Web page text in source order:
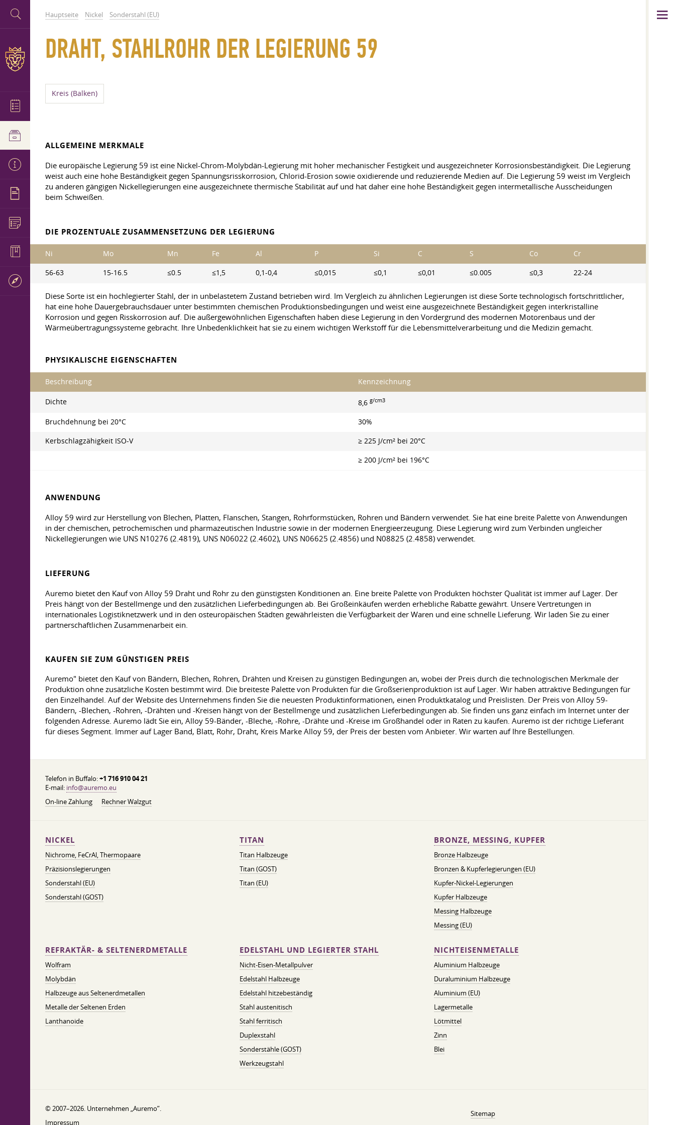
Hauptseite Nickel Sonderstahl (EU)
DRAHT, STAHLROHR DER LEGIERUNG 59
Kreis (Balken)
ALLGEMEINE MERKMALE
Die europäische Legierung 59 ist eine Nickel-Chrom-Molybdän-Legierung mit hoher mechanischer Festigkeit und ausgezeichneter Korrosionsbeständigkeit. Die Legierung
weist auch eine hohe Beständigkeit gegen Spannungsrisskorrosion, Chlorid-Erosion sowie oxidierende und reduzierende Medien auf. Die Legierung 59 weist im Vergleich
zu anderen gängigen Nickellegierungen eine ausgezeichnete thermische Stabilität auf und hat daher eine hohe Beständigkeit gegen intermetallische Ausscheidungen
beim Schweißen.
DIE PROZENTUALE ZUSAMMENSETZUNG DER LEGIERUNG
Ni Mo Mn Fe Al P Si C S Co Cr
56-63 15-16.5 ≤0.5 ≤1,5 0,1-0,4 ≤0,015 ≤0,1 ≤0,01 ≤0.005 ≤0,3 22-24
Diese Sorte ist ein hochlegierter Stahl, der in unbelastetem Zustand betrieben wird. Im Vergleich zu ähnlichen Legierungen ist diese Sorte technologisch fortschrittlicher,
hat eine hohe Dauergebrauchsdauer unter bestimmten chemischen Produktionsbedingungen und weist eine ausgezeichnete Beständigkeit gegen interkristalline
Korrosion und gegen Risskorrosion auf. Die außergewöhnlichen Eigenschaften haben diese Legierung in den Vordergrund des modernen Motorenbaus und der
Wärmeübertragungssysteme gebracht. Ihre Unbedenklichkeit hat sie zu einem wichtigen Werkstoff für die Lebensmittelverarbeitung und die Medizin gemacht.
PHYSIKALISCHE EIGENSCHAFTEN
Beschreibung Kennzeichnung
Dichte 8,6 g/cm3
Bruchdehnung bei 20°C 30%
Kerbschlagzähigkeit ISO-V ≥ 225 J/cm² bei 20°C
≥ 200 J/cm² bei 196°C
ANWENDUNG
Alloy 59 wird zur Herstellung von Blechen, Platten, Flanschen, Stangen, Rohrformstücken, Rohren und Bändern verwendet. Sie hat eine breite Palette von Anwendungen
in der chemischen, petrochemischen und pharmazeutischen Industrie sowie in der modernen Energieerzeugung. Diese Legierung wird zum Verbinden ungleicher
Nickellegierungen wie UNS N10276 (2.4819), UNS N06022 (2.4602), UNS N06625 (2.4856) und N08825 (2.4858) verwendet.
LIEFERUNG
Auremo bietet den Kauf von Alloy 59 Draht und Rohr zu den günstigsten Konditionen an. Eine breite Palette von Produkten höchster Qualität ist immer auf Lager. Der
Preis hängt von der Bestellmenge und den zusätzlichen Lieferbedingungen ab. Bei Großeinkäufen werden erhebliche Rabatte gewährt. Unsere Vertretungen in
internationales Logistiknetzwerk und in den osteuropäischen Städten gewährleisten die Verfügbarkeit der Waren und eine schnelle Lieferung. Wir laden Sie zu einer
partnerschaftlichen Zusammenarbeit ein.
KAUFEN SIE ZUM GÜNSTIGEN PREIS
Auremo" bietet den Kauf von Bändern, Blechen, Rohren, Drähten und Kreisen zu günstigen Bedingungen an, wobei der Preis durch die technologischen Merkmale der
Produktion ohne zusätzliche Kosten bestimmt wird. Die breiteste Palette von Produkten für die Großserienproduktion ist auf Lager. Wir haben attraktive Bedingungen für
den Einzelhandel. Auf der Website des Unternehmens finden Sie die neuesten Produktinformationen, einen Produktkatalog und Preislisten. Der Preis von Alloy 59-
Bändern, -Blechen, -Rohren, -Drähten und -Kreisen hängt von der Bestellmenge und zusätzlichen Lieferbedingungen ab. Sie finden uns ganz einfach im Internet unter der
folgenden Adresse. Auremo lädt Sie ein, Alloy 59-Bänder, -Bleche, -Rohre, -Drähte und -Kreise im Großhandel oder in Raten zu kaufen. Auremo ist der richtige Lieferant
für dieses Segment. Immer auf Lager Band, Blatt, Rohr, Draht, Kreis Marke Alloy 59, der Preis der besten vom Anbieter. Wir warten auf Ihre Bestellungen.
Telefon in Buffalo:+1 716 910 04 21
E-mail: info@auremo.eu
On-line Zahlung
Rechner Walzgut
NICKEL
Nichrome, FeСrAl, ​​Thermopaare
Präzisionslegierungen
Sonderstahl (EU)
Sonderstahl (GOST)
TITAN
Titan Halbzeuge
Titan (GOST)
Titan (EU)
BRONZE, MESSING, KUPFER
Bronze Halbzeuge
Bronzen & Kupferlegierungen (EU)
Kupfer-Nickel-Legierungen
Kupfer Halbzeuge
Messing Halbzeuge
Messing (EU)
REFRAKTÄR- & SELTENERDMETALLE
Wolfram
Molybdän
Halbzeuge aus Seltenerdmetallen
Metalle der Seltenen Erden
Lanthanoide
EDELSTAHL UND LEGIERTER STAHL
Nicht-Eisen-Metallpulver
Edelstahl Halbzeuge
Edelstahl hitzebeständig
Stahl austenitisch
Stahl ferritisch
Duplexstahl
Sonderstähle (GOST)
Werkzeugstahl
NICHTEISENMETALLE
Aluminium Halbzeuge
Duraluminium Halbzeuge
Aluminium (EU)
Lagermetalle
Lötmittel
Zinn
Blei
© 2007–2026. Unternehmen „Auremo”.
Impressum
Sitemap